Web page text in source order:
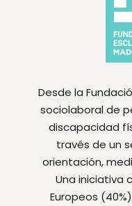
Desde la
sociolaboral de
discapacidad
través de un
orientación,
Una iniciativa
Europeos